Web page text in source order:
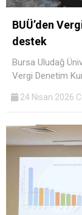
BUÜ’den
destek
Bursa Uludağ
Vergi Denetim
24 Nisan 2026